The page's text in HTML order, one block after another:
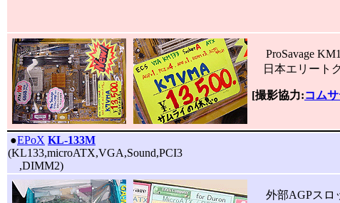
ProSavage
日本エリート
[撮影協力:コム
●EPoX KL-133M
(KL133,microATX,VGA,Sound,PCI3
,DIMM2)
外部AGPスロ